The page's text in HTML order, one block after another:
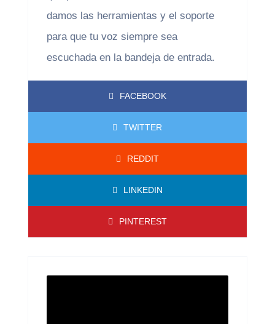
damos las herramientas y el soporte
para que tu voz siempre sea
escuchada en la bandeja de entrada.
FACEBOOK
TWITTER
REDDIT
LINKEDIN
PINTEREST